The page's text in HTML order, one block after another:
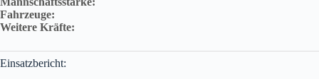
Fahrzeuge:
Weitere Kräfte:
Einsatzbericht: